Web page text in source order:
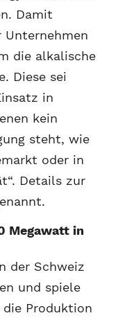
Damit
Unternehmen
die alkalische
Diese sei
in
kein
steht, wie
oder in
Details zur
Megawatt in
der Schweiz
und spiele
Produktion